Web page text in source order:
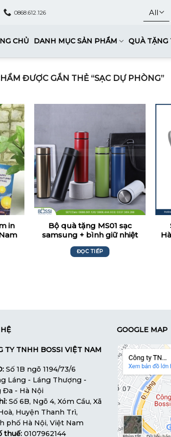
0868.612.126
CHỦ DANH MỤC SẢN PHẨM QUÀ TẶNG
ĐƯỢC GẮN THẺ “SẠC DỰ PHÒNG”
in
Bộ quà tặng MS01 sạc
samsung + bình giữ nhiệt
500ml
ĐỌC TIẾP
TY TNHH BOSSI VIỆT NAM
Số 1B ngõ 1194/73/6
Láng - Láng Thượng -
- Hà Nội
Số 6B, Ngõ 4, Xóm Cầu, Xã
Huyện Thanh Trì,
phố Hà Nội, Việt Nam
thuế:0107962144
GOOGLE MAP